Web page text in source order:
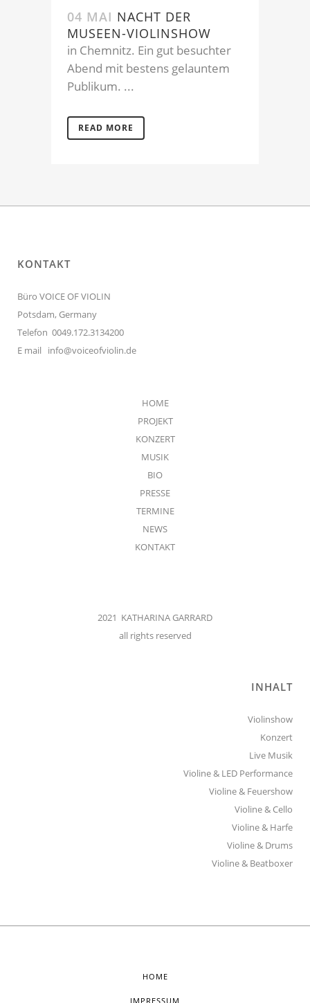
04 MAI NACHT DER
MUSEEN-VIOLINSHOW
in Chemnitz. Ein gut besuchter
Abend mit bestens gelauntem
Publikum. ...
READ MORE
KONTAKT
Büro VOICE OF VIOLIN
Potsdam, Germany
Telefon 0049.172.3134200
E mail info@voiceofviolin.de
HOME
PROJEKT
KONZERT
MUSIK
BIO
PRESSE
TERMINE
NEWS
KONTAKT
2021 KATHARINA GARRARD
all rights reserved
INHALT
Violinshow
Konzert
Live Musik
Violine & LED Performance
Violine & Feuershow
Violine & Cello
Violine & Harfe
Violine & Drums
Violine & Beatboxer
HOME
IMPRESSUM